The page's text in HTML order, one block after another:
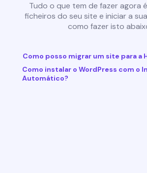
Tudo o que tem de fazer agora
ficheiros do seu site e iniciar a
como fazer isto
Como posso migrar um site para a
Como instalar o WordPress com o
Automático?